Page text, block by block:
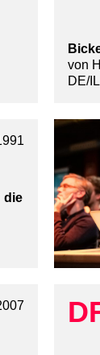
von
DE/
die